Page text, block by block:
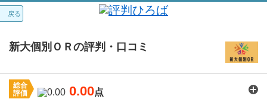
戻る
新大個別ＯＲの評判・口コミ
総合
評価
0.00点